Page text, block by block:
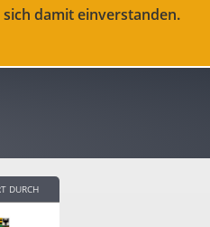
damit einverstanden.
DURCH